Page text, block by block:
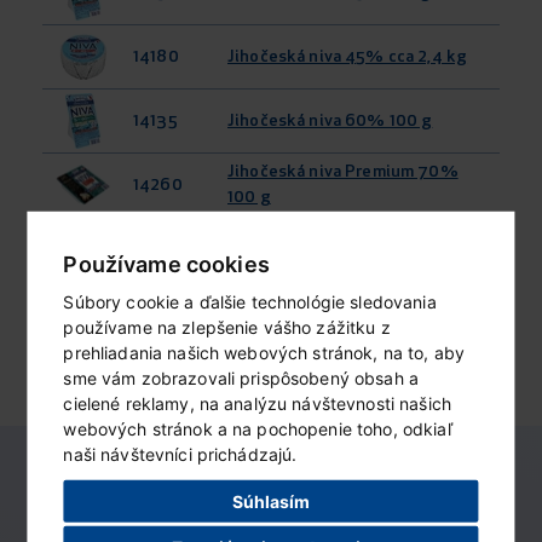
Používame cookies
Súbory cookie a ďalšie technológie sledovania
používame na zlepšenie vášho zážitku z
prehliadania našich webových stránok, na to, aby
sme vám zobrazovali prispôsobený obsah a
cielené reklamy, na analýzu návštevnosti našich
webových stránok a na pochopenie toho, odkiaľ
naši návštevníci prichádzajú.
Súhlasím
14180 Jihočeská niva 45% cca 2,4 kg
14135 Jihočeská niva 60% 100 g
14260
Jihočeská niva Premium 70%
100 g
125 g
načítať ďalšiu...
Nemajú tu váš